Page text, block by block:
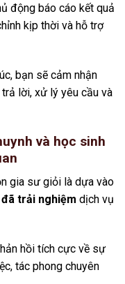
động báo cáo kết quả
kịp thời và hỗ trợ
bạn sẽ cảm nhận
lời, xử lý yêu cầu và
và học sinh
gia sư giỏi là dựa vào
trải nghiệm dịch vụ
hồi tích cực về sự
tác phong chuyên